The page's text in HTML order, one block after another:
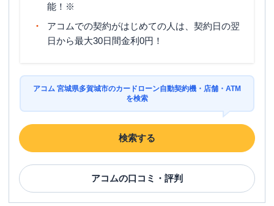
能！※
アコムでの契約がはじめての人は、契約日の翌
日から最大30日間金利0円！
アコム 宮城県多賀城市のカードローン自動契約機・店舗・ATM
を検索
検索する
アコムの口コミ・評判